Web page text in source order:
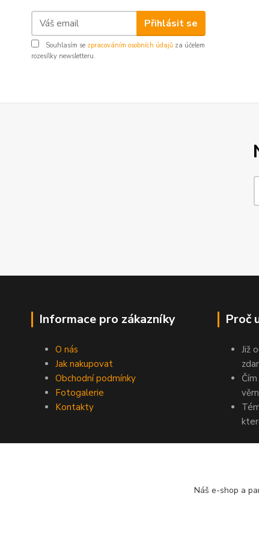
Přihlásit se
Souhlasím se zpracováním osobních údajů za účelem
rozesílky newsletteru.
Informace pro zákazníky
O nás
Jak nakupovat
Obchodní podmínky
Fotogalerie
Kontakty
Proč
Již
Náš e-shop a